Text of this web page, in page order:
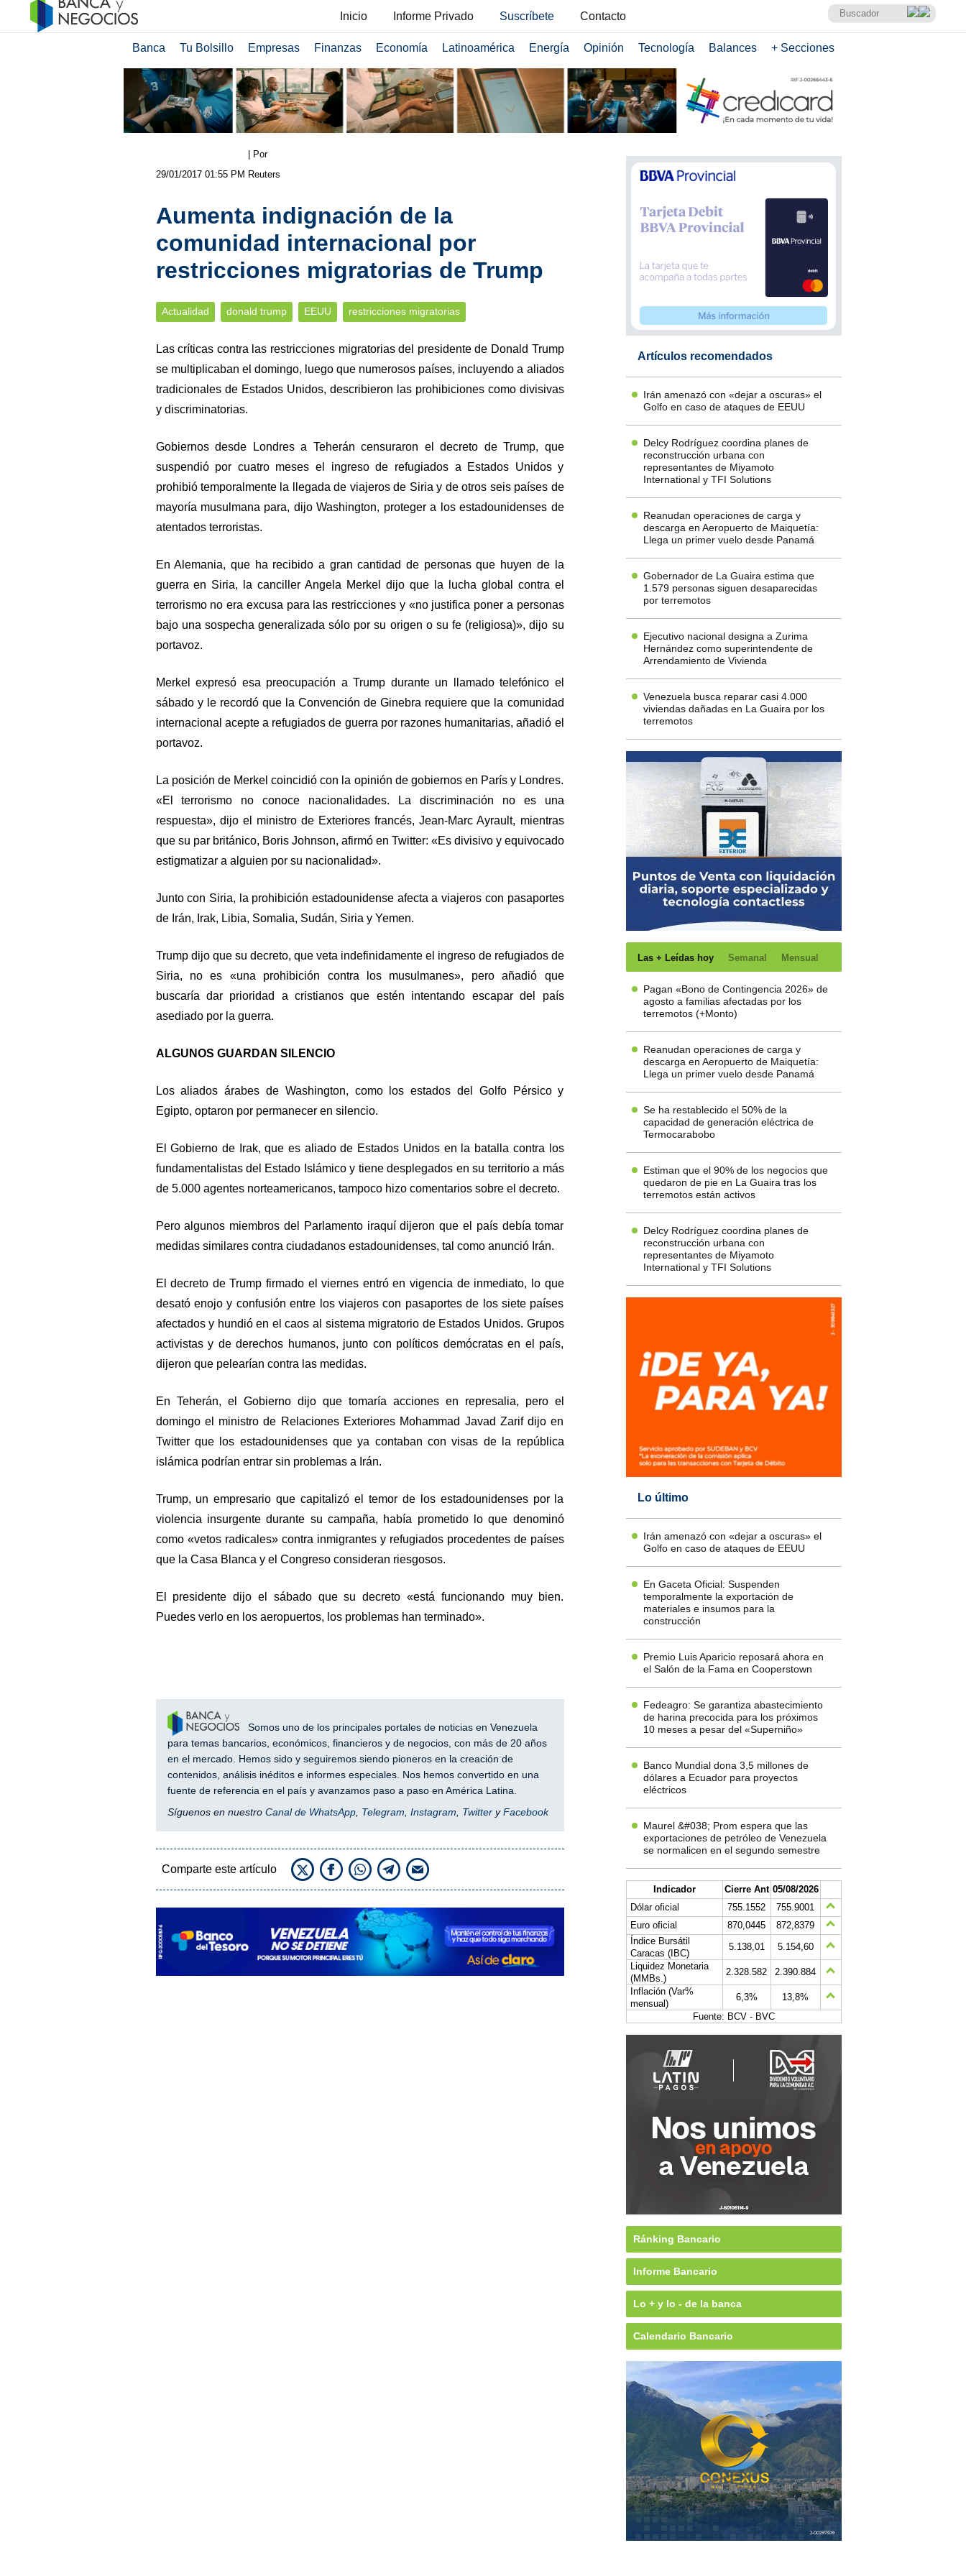
Inicio Informe Privado Suscríbete Contacto
Banca Tu Bolsillo Empresas Finanzas Economía Latinoamérica Energía Opinión Tecnología Balances + Secciones
29/01/2017 01:55 PM
| Por
Reuters
Aumenta indignación de la
comunidad internacional por
restricciones migratorias de Trump
Actualidad donald trump EEUU restricciones migratorias
Las críticas contra las restricciones migratorias del presidente de Donald Trump
se multiplicaban el domingo, luego que numerosos países, incluyendo a aliados
tradicionales de Estados Unidos, describieron las prohibiciones como divisivas
y discriminatorias.
Gobiernos desde Londres a Teherán censuraron el decreto de Trump, que
suspendió por cuatro meses el ingreso de refugiados a Estados Unidos y
prohibió temporalmente la llegada de viajeros de Siria y de otros seis países de
mayoría musulmana para, dijo Washington, proteger a los estadounidenses de
atentados terroristas.
En Alemania, que ha recibido a gran cantidad de personas que huyen de la
guerra en Siria, la canciller Angela Merkel dijo que la lucha global contra el
terrorismo no era excusa para las restricciones y «no justifica poner a personas
bajo una sospecha generalizada sólo por su origen o su fe (religiosa)», dijo su
portavoz.
Merkel expresó esa preocupación a Trump durante un llamado telefónico el
sábado y le recordó que la Convención de Ginebra requiere que la comunidad
internacional acepte a refugiados de guerra por razones humanitarias, añadió el
portavoz.
La posición de Merkel coincidió con la opinión de gobiernos en París y Londres.
«El terrorismo no conoce nacionalidades. La discriminación no es una
respuesta», dijo el ministro de Exteriores francés, Jean-Marc Ayrault, mientras
que su par británico, Boris Johnson, afirmó en Twitter: «Es divisivo y equivocado
estigmatizar a alguien por su nacionalidad».
Junto con Siria, la prohibición estadounidense afecta a viajeros con pasaportes
de Irán, Irak, Libia, Somalia, Sudán, Siria y Yemen.
Trump dijo que su decreto, que veta indefinidamente el ingreso de refugiados de
Siria, no es «una prohibición contra los musulmanes», pero añadió que
buscaría dar prioridad a cristianos que estén intentando escapar del país
asediado por la guerra.
ALGUNOS GUARDAN SILENCIO
Los aliados árabes de Washington, como los estados del Golfo Pérsico y
Egipto, optaron por permanecer en silencio.
El Gobierno de Irak, que es aliado de Estados Unidos en la batalla contra los
fundamentalistas del Estado Islámico y tiene desplegados en su territorio a más
de 5.000 agentes norteamericanos, tampoco hizo comentarios sobre el decreto.
Pero algunos miembros del Parlamento iraquí dijeron que el país debía tomar
medidas similares contra ciudadanos estadounidenses, tal como anunció Irán.
El decreto de Trump firmado el viernes entró en vigencia de inmediato, lo que
desató enojo y confusión entre los viajeros con pasaportes de los siete países
afectados y hundió en el caos al sistema migratorio de Estados Unidos. Grupos
activistas y de derechos humanos, junto con políticos demócratas en el país,
dijeron que pelearían contra las medidas.
En Teherán, el Gobierno dijo que tomaría acciones en represalia, pero el
domingo el ministro de Relaciones Exteriores Mohammad Javad Zarif dijo en
Twitter que los estadounidenses que ya contaban con visas de la república
islámica podrían entrar sin problemas a Irán.
Trump, un empresario que capitalizó el temor de los estadounidenses por la
violencia insurgente durante su campaña, había prometido lo que denominó
como «vetos radicales» contra inmigrantes y refugiados procedentes de países
que la Casa Blanca y el Congreso consideran riesgosos.
El presidente dijo el sábado que su decreto «está funcionando muy bien.
Puedes verlo en los aeropuertos, los problemas han terminado».
Somos uno de los principales portales de noticias en Venezuela
para temas bancarios, económicos, financieros y de negocios, con más de 20 años
en el mercado. Hemos sido y seguiremos siendo pioneros en la creación de
contenidos, análisis inéditos e informes especiales. Nos hemos convertido en una
fuente de referencia en el país y avanzamos paso a paso en América Latina.
Síguenos en nuestro Canal de WhatsApp, Telegram Instagram TwitteryFacebook
Comparte este artículo
Artículos recomendados
Irán amenazó con «dejar a oscuras» el
Golfo en caso de ataques de EEUU
Delcy Rodríguez coordina planes de
reconstrucción urbana con
representantes de Miyamoto
International y TFI Solutions
Reanudan operaciones de carga y
descarga en Aeropuerto de Maiquetía:
Llega un primer vuelo desde Panamá
Gobernador de La Guaira estima que
1.579 personas siguen desaparecidas
por terremotos
Ejecutivo nacional designa a Zurima
Hernández como superintendente de
Arrendamiento de Vivienda
Venezuela busca reparar casi 4.000
viviendas dañadas en La Guaira por los
terremotos
Las + Leídas hoy Semanal Mensual
Pagan «Bono de Contingencia 2026» de
agosto a familias afectadas por los
terremotos (+Monto)
Reanudan operaciones de carga y
descarga en Aeropuerto de Maiquetía:
Llega un primer vuelo desde Panamá
Se ha restablecido el 50% de la
capacidad de generación eléctrica de
Termocarabobo
Estiman que el 90% de los negocios que
quedaron de pie en La Guaira tras los
terremotos están activos
Delcy Rodríguez coordina planes de
reconstrucción urbana con
representantes de Miyamoto
International y TFI Solutions
Lo último
Irán amenazó con «dejar a oscuras» el
Golfo en caso de ataques de EEUU
En Gaceta Oficial: Suspenden
temporalmente la exportación de
materiales e insumos para la
construcción
Premio Luis Aparicio reposará ahora en
el Salón de la Fama en Cooperstown
Fedeagro: Se garantiza abastecimiento
de harina precocida para los próximos
10 meses a pesar del «Superniño»
Banco Mundial dona 3,5 millones de
dólares a Ecuador para proyectos
eléctricos
Maurel &#038; Prom espera que las
exportaciones de petróleo de Venezuela
se normalicen en el segundo semestre
Indicador Cierre Ant 05/08/2026
Dólar oficial
755.1552
755.9001
Euro oficial
870,0445
872,8379
Índice Bursátil
Caracas (IBC)
5.138,01
5.154,60
Liquidez Monetaria
(MMBs.)
2.328.582
2.390.884
Inflación (Var%
mensual)
6,3%
13,8%
Fuente: BCV - BVC
Ránking Bancario
Informe Bancario
Lo + y lo - de la banca
Calendario Bancario